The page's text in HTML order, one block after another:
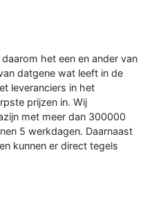
het een en ander van
datgene wat leeft in de
leveranciers in het
prijzen in. Wij
met meer dan 300000
5 werkdagen. Daarnaast
kunnen er direct tegels